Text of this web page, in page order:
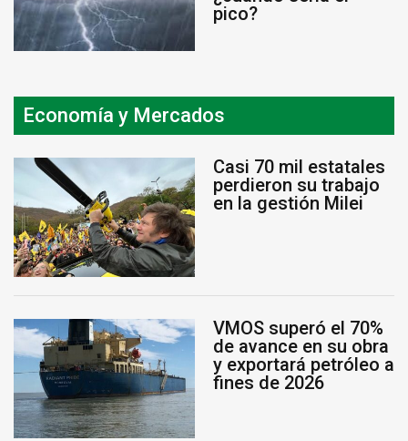
pico?
Economía y Mercados
Casi 70 mil estatales
perdieron su trabajo
en la gestión Milei
VMOS superó el 70%
de avance en su obra
y exportará petróleo a
fines de 2026